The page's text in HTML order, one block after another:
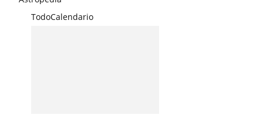
TodoCalendario